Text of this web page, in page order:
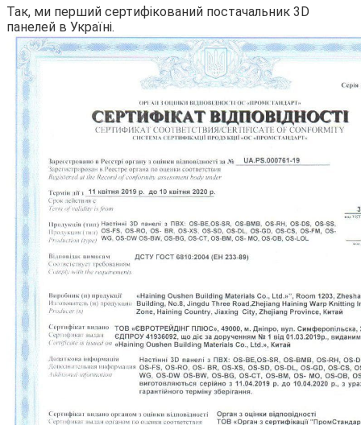
Так, ми перший сертифікований постачальник 3D
панелей в Україні.